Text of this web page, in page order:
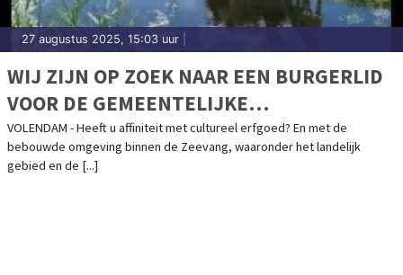
27 augustus 2025, 15:03 uur
WIJ ZIJN OP ZOEK NAAR EEN BURGERLID
VOOR DE GEMEENTELIJKE
ADVIESCOMMISSIE FYSIEKE
LEEFOMGEVING
VOLENDAM - Heeft u affiniteit met cultureel erfgoed? En met de
bebouwde omgeving binnen de Zeevang, waaronder het landelijk
gebied en de [...]